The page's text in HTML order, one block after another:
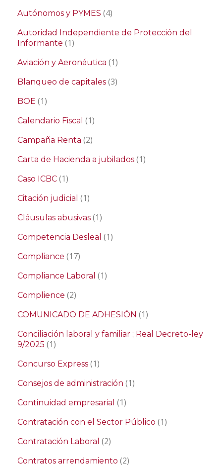
Autónomos y PYMES (4)
Autoridad Independiente de Protección del
Informante (1)
Aviación y Aeronáutica (1)
Blanqueo de capitales (3)
BOE (1)
Calendario Fiscal (1)
Campaña Renta (2)
Carta de Hacienda a jubilados (1)
Caso ICBC (1)
Citación judicial (1)
Cláusulas abusivas (1)
Competencia Desleal (1)
Compliance (17)
Compliance Laboral (1)
Complience (2)
COMUNICADO DE ADHESIÓN (1)
Conciliación laboral y familiar ; Real Decreto-ley
9/2025 (1)
Concurso Express (1)
Consejos de administración (1)
Continuidad empresarial (1)
Contratación con el Sector Público (1)
Contratación Laboral (2)
Contratos arrendamiento (2)